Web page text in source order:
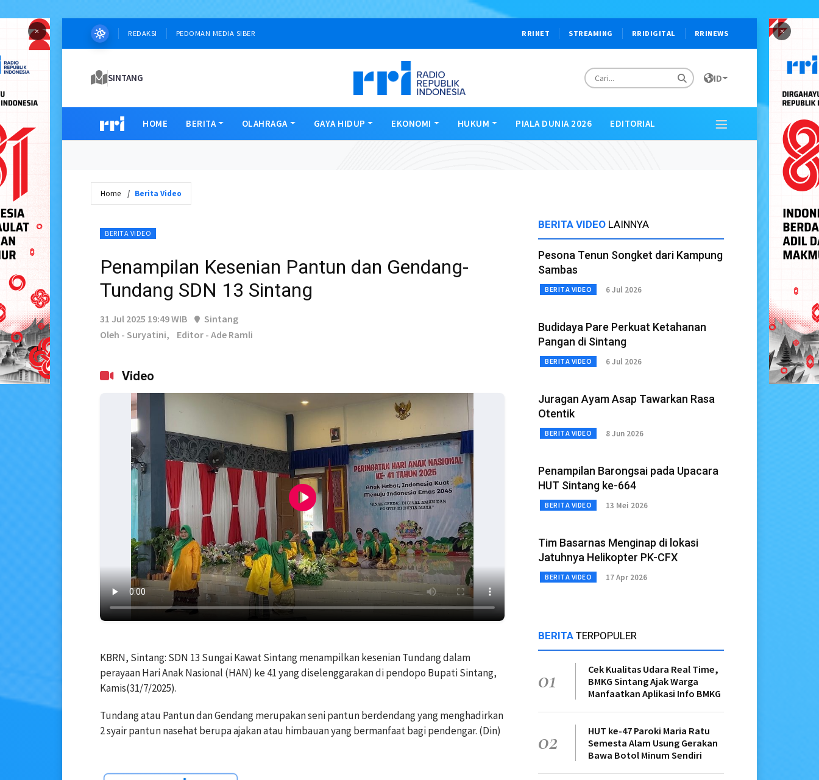
× ×
REDAKSI PEDOMAN MEDIA SIBER RRINET STREAMING RRIDIGITAL RRINEWS
SINTANG ID
HOME BERITA OLAHRAGA GAYA HIDUP EKONOMI HUKUM PIALA DUNIA 2026 EDITORIAL
Home Berita Video
BERITA VIDEO
Penampilan Kesenian Pantun dan Gendang-
Tundang SDN 13 Sintang
31 Jul 2025 19:49 WIB
Sintang
Oleh - Suryatini,
Editor - Ade Ramli
Video
KBRN, Sintang: SDN 13 Sungai Kawat Sintang menampilkan kesenian Tundang dalam
perayaan Hari Anak Nasional (HAN) ke 41 yang diselenggarakan di pendopo Bupati Sintang,
Kamis(31/7/2025).
Tundang atau Pantun dan Gendang merupakan seni pantun berdendang yang menghadirkan
2 syair pantun nasehat berupa ajakan atau himbauan yang bermanfaat bagi pendengar. (Din)
BERITA VIDEO LAINNYA
Pesona Tenun Songket dari Kampung
Sambas
BERITA VIDEO 6 Jul 2026
Budidaya Pare Perkuat Ketahanan
Pangan di Sintang
BERITA VIDEO 6 Jul 2026
Juragan Ayam Asap Tawarkan Rasa
Otentik
BERITA VIDEO 8 Jun 2026
Penampilan Barongsai pada Upacara
HUT Sintang ke-664
BERITA VIDEO 13 Mei 2026
Tim Basarnas Menginap di lokasi
Jatuhnya Helikopter PK-CFX
BERITA VIDEO 17 Apr 2026
BERITA TERPOPULER
01
Cek Kualitas Udara Real Time,
BMKG Sintang Ajak Warga
Manfaatkan Aplikasi Info BMKG
02
HUT ke-47 Paroki Maria Ratu
Semesta Alam Usung Gerakan
Bawa Botol Minum Sendiri